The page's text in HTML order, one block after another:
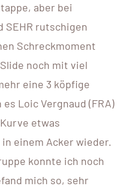
aber bei
SEHR rutschigen
Schreckmoment
noch mit viel
eine 3 köpfige
Loic Vergnaud (FRA)
etwas
einem Acker wieder.
konnte ich noch
mich so, sehr